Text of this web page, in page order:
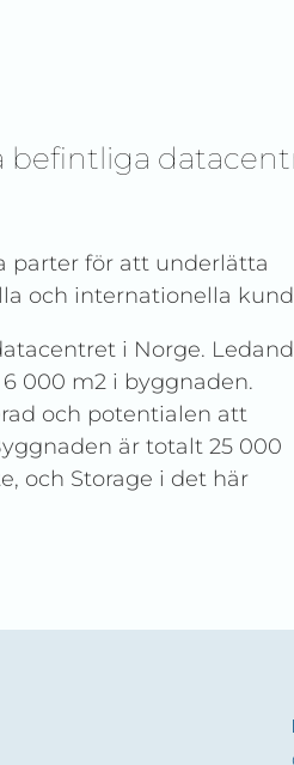
befintliga
parter för att underlätta
och internationella
i Norge.
000 m2 i byggnaden.
och potentialen att
är totalt 25 000
och Storage i det här